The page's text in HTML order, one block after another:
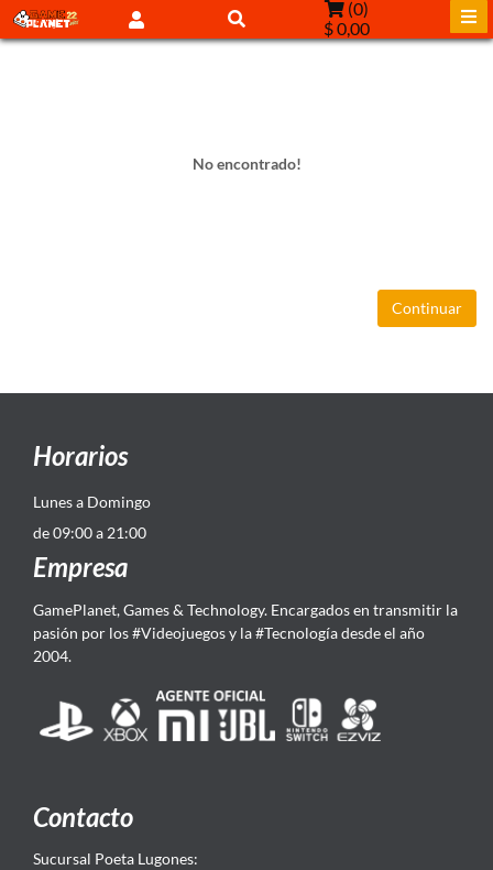
(0)
$ 0,00
No encontrado!
Continuar
Horarios
Lunes a Domingo
de 09:00 a 21:00
Empresa
GamePlanet, Games & Technology. Encargados en transmitir la
pasión por los #Videojuegos y la #Tecnología desde el año
2004.
Contacto
Sucursal Poeta Lugones: